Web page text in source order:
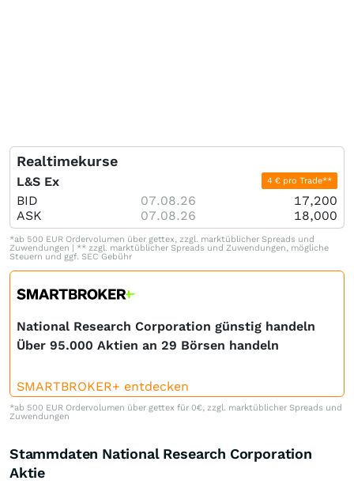
Realtimekurse
L&S Ex 4 € pro Trade**
BID 07.08.26
17,200
ASK
07.08.26 18,000
*ab 500 EUR Ordervolumen über gettex, zzgl. marktüblicher Spreads und
Zuwendungen | ** zzgl. marktüblicher Spreads und Zuwendungen, mögliche
Steuern und ggf. SEC Gebühr
National Research Corporation günstig handeln
Über 95.000 Aktien an 29 Börsen handeln
SMARTBROKER+ entdecken
*ab 500 EUR Ordervolumen über gettex für 0€, zzgl. marktüblicher Spreads und
Zuwendungen
Stammdaten National Research Corporation
Aktie